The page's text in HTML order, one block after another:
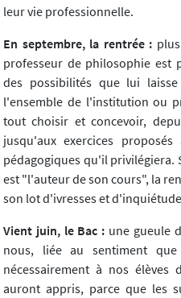
leur vie professionnelle.
En septembre, la rentrée :
professeur de philosophie est
des possibilités que lui
l'ensemble de l'institution ou
tout choisir et concevoir,
jusqu'aux exercices
pédagogiques qu'il privilégiera.
est "l'auteur de son cours", la
son lot d'ivresses et
Vient juin, le Bac : une gueule
nous, liée au sentiment
nécessairement à nos
auront appris, parce que les